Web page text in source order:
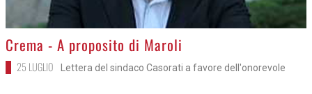
>
Crema - A proposito di Maroli
25 LUGLIO Lettera del sindaco Casorati a favore dell'onorevole